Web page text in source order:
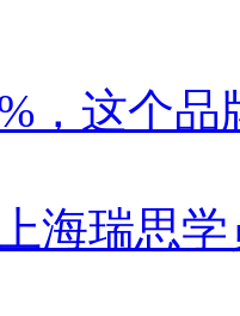
，这个
海瑞思